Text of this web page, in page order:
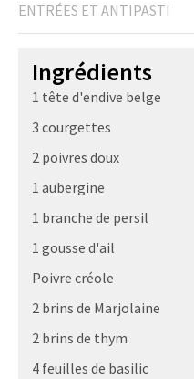
ENTRÉES ET ANTIPASTI
Ingrédients
1 tête d'endive belge
3 courgettes
2 poivres doux
1 aubergine
1 branche de persil
1 gousse d'ail
Poivre créole
2 brins de Marjolaine
2 brins de thym
4 feuilles de basilic